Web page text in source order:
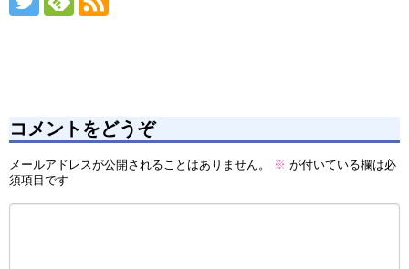
コメントをどうぞ
メールアドレスが公開されることはありません。 ※ が付いている欄は必
須項目です